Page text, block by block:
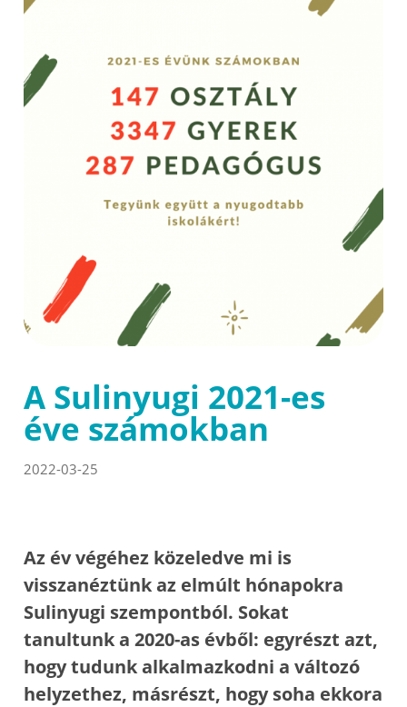
A Sulinyugi 2021-es
éve számokban
2022-03-25
Az év végéhez közeledve mi is
visszanéztünk az elmúlt hónapokra
Sulinyugi szempontból. Sokat
tanultunk a 2020-as évből: egyrészt azt,
hogy tudunk alkalmazkodni a változó
helyzethez, másrészt, hogy soha ekkora